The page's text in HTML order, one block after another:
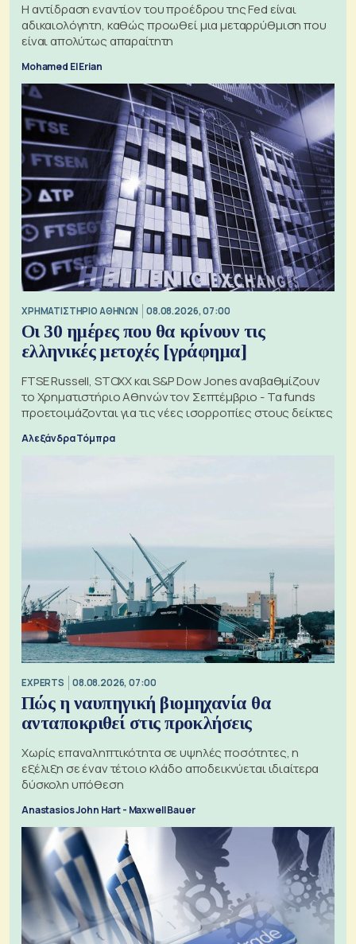
Η αντίδραση εναντίον του προέδρου της Fed είναι
αδικαιολόγητη, καθώς προωθεί μια μεταρρύθμιση που
είναι απολύτως απαραίτητη
Mohamed El Erian
XΡΗΜΑΤΙΣΤΗΡΙΟ ΑΘΗΝΩΝ 08.08.2026, 07:00
Οι 30 ημέρες που θα κρίνουν τις
ελληνικές μετοχές [γράφημα]
FTSE Russell, STOXX και S&P Dow Jones αναβαθμίζουν
το Χρηματιστήριο Αθηνών τον Σεπτέμβριο - Τα funds
προετοιμάζονται για τις νέες ισορροπίες στους δείκτες
Αλεξάνδρα Τόμπρα
EXPERTS 08.08.2026, 07:00
Πώς η ναυπηγική βιομηχανία θα
ανταποκριθεί στις προκλήσεις
Χωρίς επαναληπτικότητα σε υψηλές ποσότητες, η
εξέλιξη σε έναν τέτοιο κλάδο αποδεικνύεται ιδιαίτερα
δύσκολη υπόθεση
Anastasios John Hart - Maxwell Bauer